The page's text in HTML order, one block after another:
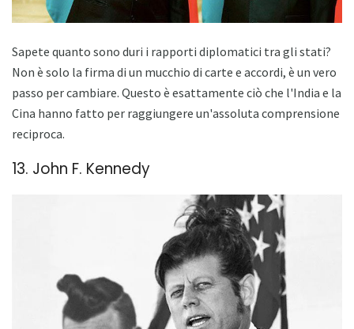
Sapete quanto sono duri i rapporti diplomatici tra gli stati?
Non è solo la firma di un mucchio di carte e accordi, è un vero
passo per cambiare. Questo è esattamente ciò che l'India e la
Cina hanno fatto per raggiungere un'assoluta comprensione
reciproca.
13. John F. Kennedy